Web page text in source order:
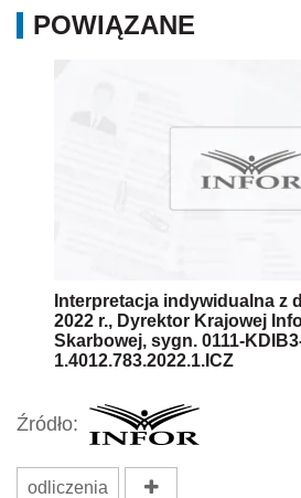
POWIĄZANE
Interpretacja indywidualna z
2022 r., Dyrektor Krajowej
Skarbowej, sygn. 0111-
1.4012.783.2022.1.ICZ
Źródło:
odliczenia